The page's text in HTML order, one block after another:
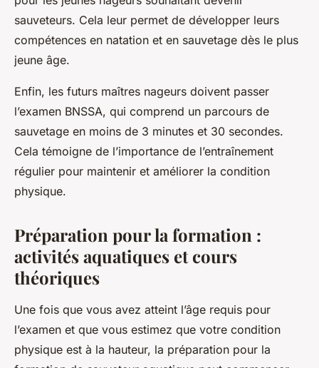
sauveteurs. Cela leur permet de développer leurs
compétences en natation et en sauvetage dès le plus
jeune âge.
Enfin, les futurs maîtres nageurs doivent passer
l’examen BNSSA, qui comprend un parcours de
sauvetage en moins de 3 minutes et 30 secondes.
Cela témoigne de l’importance de l’entraînement
régulier pour maintenir et améliorer la condition
physique.
Préparation pour la formation :
activités aquatiques et cours
théoriques
Une fois que vous avez atteint l’âge requis pour
l’examen et que vous estimez que votre condition
physique est à la hauteur, la préparation pour la